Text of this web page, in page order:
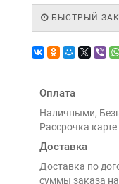
БЫСТРЫЙ
Оплата
Наличными,
Рассрочка
Доставка
Доставка по
суммы заказа